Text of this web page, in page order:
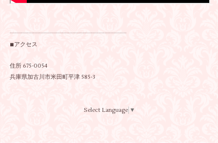
┈┈┈┈┈┈┈┈┈┈┈┈┈┈┈┈┈┈┈┈
◾︎アクセス
住所 675-0054
兵庫県加古川市米田町平津 585-3
Select Language ▼